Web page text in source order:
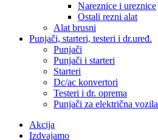
Nareznice i ureznice
Ostali rezni alat
Alat brusni
Punjači, starteri, testeri i dr.uređ.
Punjači
Punjači i starteri
Starteri
Dc/ac konvertori
Testeri i dr. oprema
Punjači za električna vozila
Akcija
Izdvajamo